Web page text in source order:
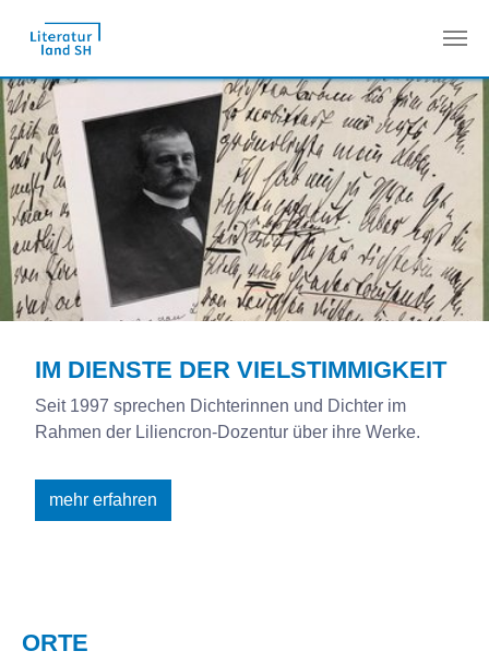
Zum Hauptinhalt springen
IM DIENSTE DER VIELSTIMMIGKEIT
Seit 1997 sprechen Dichterinnen und Dichter im
Rahmen der Liliencron-Dozentur über ihre Werke.
mehr erfahren
ORTE